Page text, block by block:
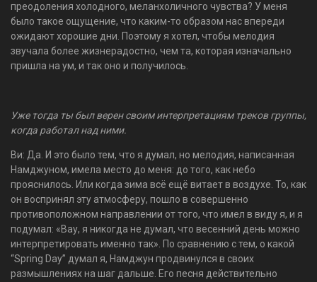
преодоления холодного, меланхоличного чувства? У меня
было такое ощущение, что каким-то образом нас впереди
ожидают хорошие дни. Поэтому я хотел, чтобы мелодия
звучала более жизнерадостно, чем та, которая изначально
пришла на ум, и так оно и получилось.
Уже тогда ты был верен своим интерпретациям треков группы,
когда работал над ними.
Ви: Да. И это было тем, что я думал, но мелодия, написанная
Намджуном, имела место до меня: до того, как небо
прояснилось. Или когда зима всё ещё витает в воздухе. То, как
он воспринял эту атмосферу, пошло в совершенно
противоположном направлении от того, что имел в виду я, и я
подумал: «Вау, я никогда не думал, что весенний день можно
интерпретировать именно так». По сравнению с тем, о какой
“Spring Day” думал я, Намджун продвинулся в своих
размышлениях на шаг дальше. Его песня действительно